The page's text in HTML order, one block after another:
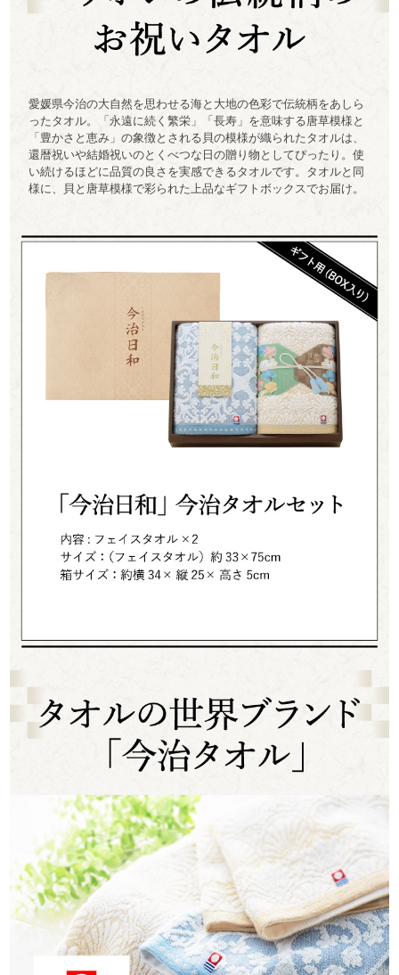
愛媛県今治の大自然を思わせる海と大地の色彩で伝統柄をあしら
ったタオル。「永遠に続く繁栄」「長寿」を意味する唐草模様と
「豊かさと恵み」の象徴とされる貝の模様が織られたタオルは、
還暦祝いや結婚祝いのとくべつな日の贈り物としてぴったり。使
い続けるほどに品質の良さを実感できるタオルです。タオルと同
様に、貝と唐草模様で彩られた上品なギフトボックスでお届け。